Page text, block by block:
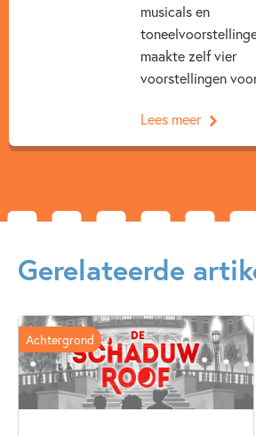
musicals en
maakte zelf vier
voorstellingen
Lees meer
Gerelateerde
Achtergrond